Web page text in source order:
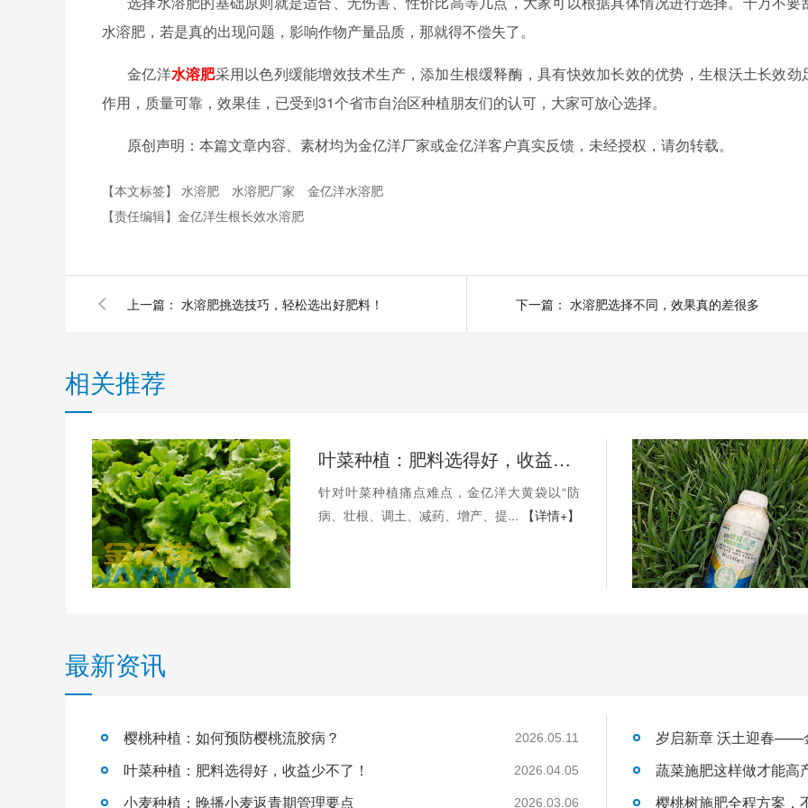
水溶肥，若是真的出现问题，影响作物产量品质，那就得不偿失了。
金亿洋水溶肥采用以色列缓能增效技术生产，添加生根缓释酶，具有快效加长效的优势，生根沃土长效劲
作用，质量可靠，效果佳，已受到31个省市自治区种植朋友们的认可，大家可放心选择。
原创声明：本篇文章内容、素材均为金亿洋厂家或金亿洋客户真实反馈，未经授权，请勿转载。
【本文标签】 水溶肥 水溶肥厂家
金亿洋水溶肥
【责任编辑】 金亿洋生根长效水溶肥
上一篇： 水溶肥挑选技巧，轻松选出好肥料！ 下一篇： 水溶肥选择不同，效果真的差很多
相关推荐
叶菜种植：肥料选得好，收益少不了！
针对叶菜种植痛点难点，金亿洋大黄袋以“防
病、壮根、调土、减药、增产、提...
【详情+】
最新资讯
樱桃种植：如何预防樱桃流胶病？ 2026.05.11
叶菜种植：肥料选得好，收益少不了！ 2026.04.05
小麦种植：晚播小麦返青期管理要点 2026.03.06
岁启新章 沃土迎春——
蔬菜施肥这样做才能高
樱桃树施肥全程方案，